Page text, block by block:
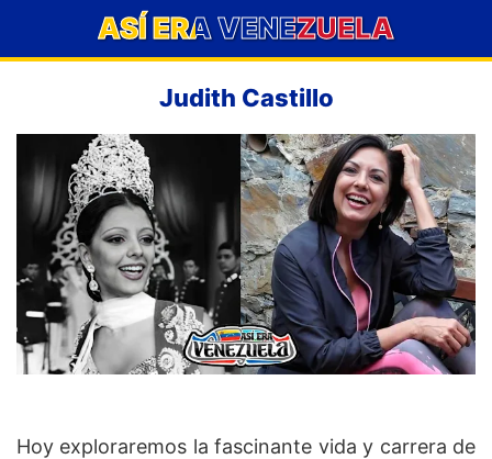
ASÍ ERA VENEZUELA
Judith Castillo
Hoy exploraremos la fascinante vida y carrera de